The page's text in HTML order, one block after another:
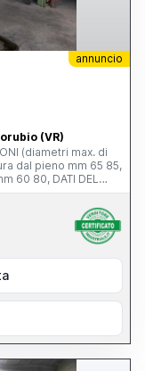
annuncio
(VR)
(diametri max. di